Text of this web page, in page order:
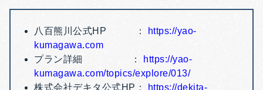
八百熊川公式HP ：
https://yao-
kumagawa.com
プラン詳細 ：
https://yao-
kumagawa.com/topics/explore/013/
株式会社デキタ公式HP：
https://dekita-